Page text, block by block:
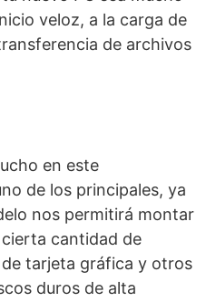
veloz, a la carga de
de archivos
en este
de los principales, ya
nos permitirá montar
cantidad de
de tarjeta gráfica y otros
duros de alta